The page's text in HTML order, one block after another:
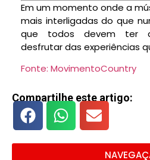
Em um momento onde a
mais interligadas do que
que todos devem ter
desfrutar das experiências
Fonte: MovimentoCountry
Compartilhe este artigo: